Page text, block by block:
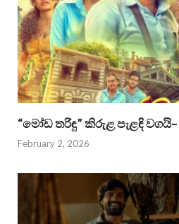
“මෝඩ තරිඳු” කිරුළ පැළඳි
February 2, 2026